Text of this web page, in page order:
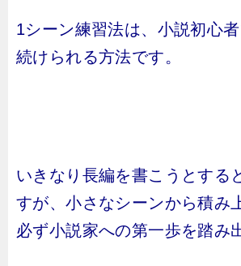
1シーン練習法は、小説初心
続けられる方法です。
いきなり長編を書こうとする
すが、小さなシーンから積み
必ず小説家への第一歩を踏み